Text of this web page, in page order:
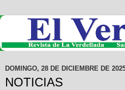
DOMINGO, 28 DE DICIEMBRE DE
NOTICIAS